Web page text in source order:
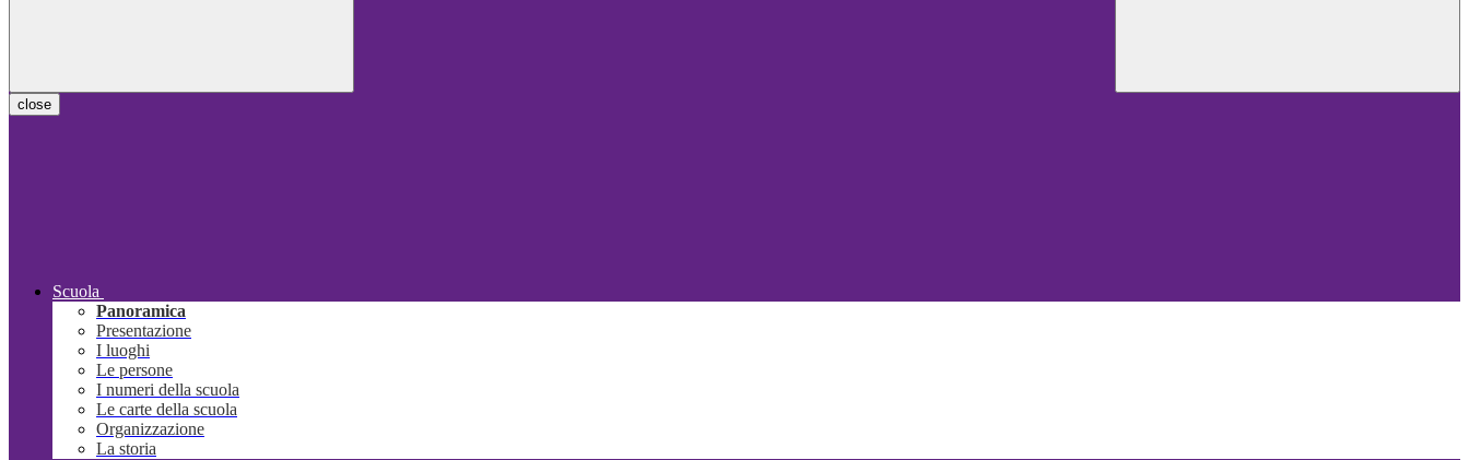
close
Scuola
Panoramica
Presentazione
I luoghi
Le persone
I numeri della scuola
Le carte della scuola
Organizzazione
La storia